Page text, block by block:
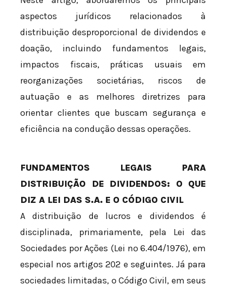
aspectos jurídicos relacionados à
distribuição desproporcional de dividendos e
doação, incluindo fundamentos legais,
impactos fiscais, práticas usuais em
reorganizações societárias, riscos de
autuação e as melhores diretrizes para
orientar clientes que buscam segurança e
eficiência na condução dessas operações.
FUNDAMENTOS LEGAIS PARA
DISTRIBUIÇÃO DE DIVIDENDOS: O QUE
DIZ A LEI DAS S.A. E O CÓDIGO CIVIL
A distribuição de lucros e dividendos é
disciplinada, primariamente, pela Lei das
Sociedades por Ações (Lei nº 6.404/1976), em
especial nos artigos 202 e seguintes. Já para
sociedades limitadas, o Código Civil, em seus